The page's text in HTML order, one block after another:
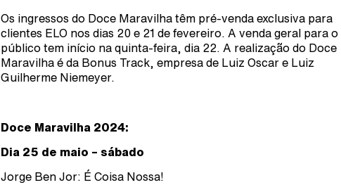
Os ingressos do Doce Maravilha têm pré-venda exclusiva para
clientes ELO nos dias 20 e 21 de fevereiro. A venda geral para o
público tem início na quinta-feira, dia 22. A realização do Doce
Maravilha é da Bonus Track, empresa de Luiz Oscar e Luiz
Guilherme Niemeyer.
Doce Maravilha 2024:
Dia 25 de maio – sábado
Jorge Ben Jor: É Coisa Nossa!